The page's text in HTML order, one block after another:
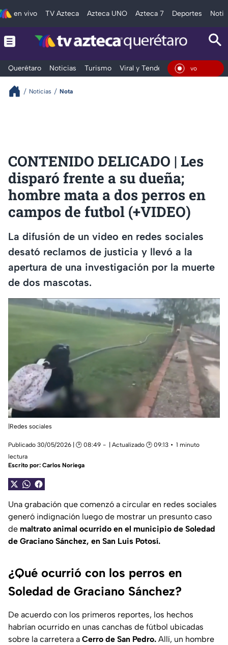
en vivo TV Azteca Azteca UNO Azteca 7 Deportes
Querétaro Noticias Turismo Viral y Tendencia Clima En
Noticias Nota
CONTENIDO DELICADO | Les
disparó frente a su dueña;
hombre mata a dos perros en
campos de futbol (+VIDEO)
La difusión de un video en redes sociales
desató reclamos de justicia y llevó a la
apertura de una investigación por la muerte
de dos mascotas.
|Redes sociales
Publicado 30/05/2026 | 🕑 08:49 | Actualizado 🕑 09:13
1 minuto
lectura
Escrito por: Carlos Noriega
Una grabación que comenzó a circular en redes sociales
generó indignación luego de mostrar un presunto caso
de maltrato animal ocurrido en el municipio de Soledad
de Graciano Sánchez, en San Luis Potosí.
¿Qué ocurrió con los perros en
Soledad de Graciano Sánchez?
De acuerdo con los primeros reportes, los hechos
habrían ocurrido en unas canchas de fútbol ubicadas
sobre la carretera a Cerro de San Pedro. Allí, un hombre